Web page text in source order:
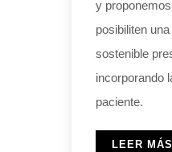
y
posibiliten
sostenible
incorporando
paciente.
LEER MÁS